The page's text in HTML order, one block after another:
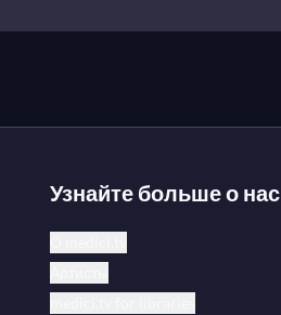
Узнайте больше о нас